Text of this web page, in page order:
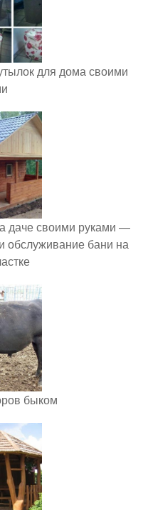
для дома своими
даче своими руками —
обслуживание бани на
быком